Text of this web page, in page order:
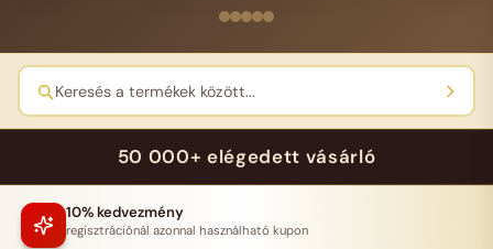
Keresés a termékek között...
50 000+ elégedett vásárló
10% kedvezmény
regisztrációnál azonnal használható kupon